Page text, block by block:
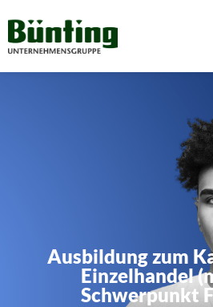
Ausbildung zum
Einzelhandel
Schwerpunkt